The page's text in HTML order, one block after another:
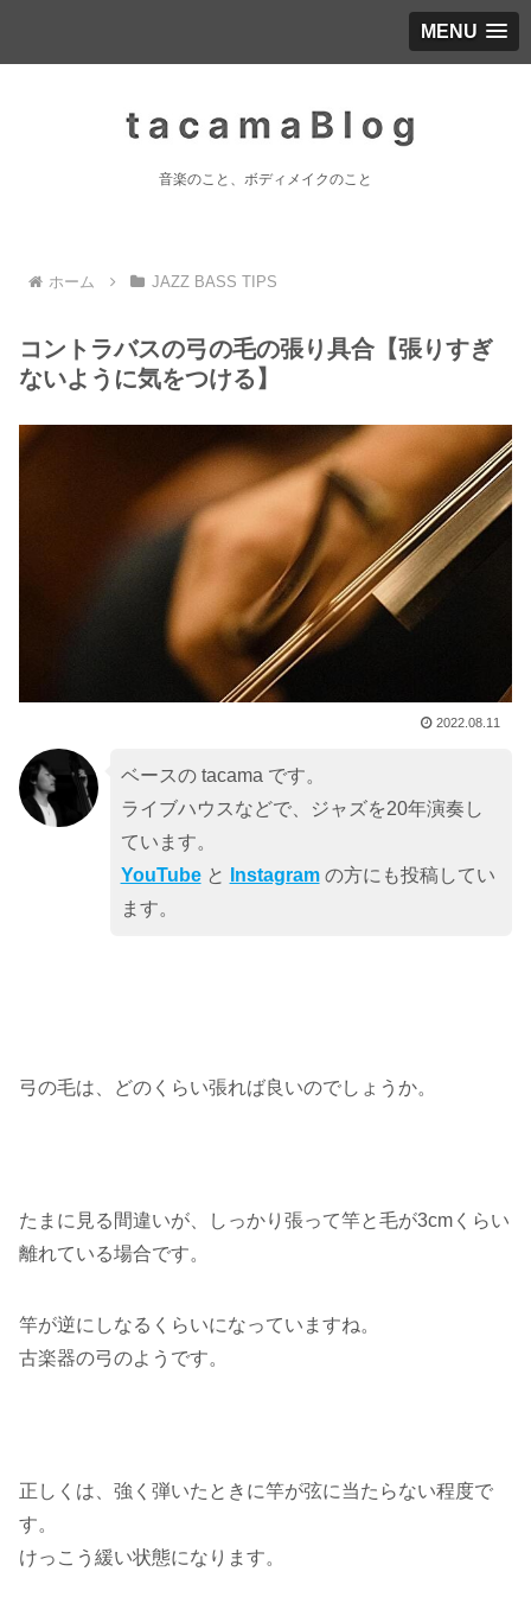
MENU
音楽のこと、ボディメイクのこと
ホーム JAZZ BASS TIPS
コントラバスの弓の毛の張り具合【張りすぎ
ないように気をつける】
2022.08.11
ベースの tacama です。
ライブハウスなどで、ジャズを20年演奏し
ています。
YouTubeと Instagramの方にも投稿してい
ます。
弓の毛は、どのくらい張れば良いのでしょうか。
たまに見る間違いが、しっかり張って竿と毛が3cmくらい
離れている場合です。
竿が逆にしなるくらいになっていますね。
古楽器の弓のようです。
正しくは、強く弾いたときに竿が弦に当たらない程度で
す。
けっこう緩い状態になります。